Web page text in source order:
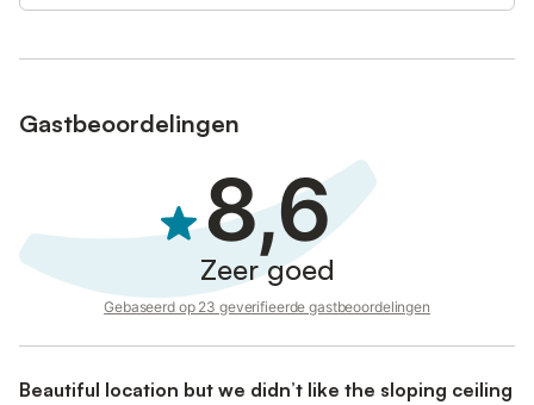
Gastbeoordelingen
8,6
Zeer goed
Gebaseerd op 23 geverifieerde gastbeoordelingen
Beautiful location but we didn’t like the sloping ceiling